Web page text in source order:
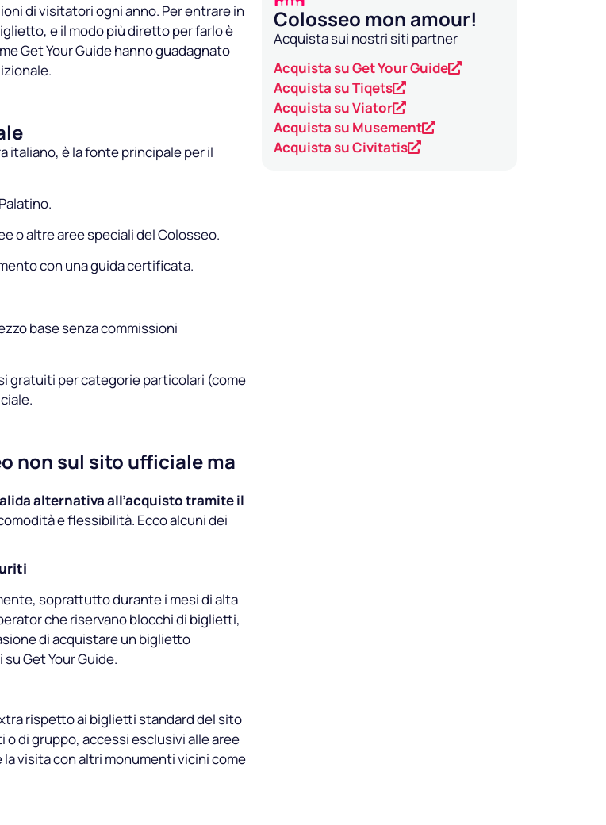
di visitatori ogni anno. Per entrare in
e il modo più diretto per farlo è
Get Your Guide hanno guadagnato
italiano, è la fonte principale per il
o altre aree speciali del Colosseo.
con una guida certificata.
base senza commissioni
gratuiti per categorie particolari (come
non sul sito ufficiale ma
alternativa all’acquisto tramite il
e flessibilità. Ecco alcuni dei
soprattutto durante i mesi di alta
che riservano blocchi di biglietti,
di acquistare un biglietto
Get Your Guide.
rispetto ai biglietti standard del sito
di gruppo, accessi esclusivi alle aree
visita con altri monumenti vicini come
Colosseo mon amour!
Acquista sui nostri siti partner
Acquista su Get Your Guide
Acquista su Tiqets
Acquista su Viator
Acquista su Musement
Acquista su Civitatis